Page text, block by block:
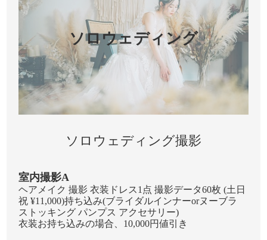
ソロウェディング
ソロウェディング撮影
室内撮影A
ヘアメイク 撮影 衣装ドレス1点 撮影データ60枚 (土日
祝 ¥11,000)持ち込み(ブライダルインナーorヌーブラ
ストッキング パンプス アクセサリー)
衣装お持ち込みの場合、10,000円値引き